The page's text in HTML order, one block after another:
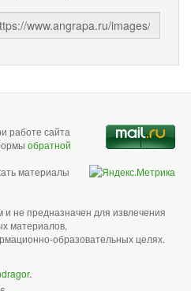
работе сайта
обратной
материалы
и не предназначен для извлечения
материалов,
образовательных целях.
.